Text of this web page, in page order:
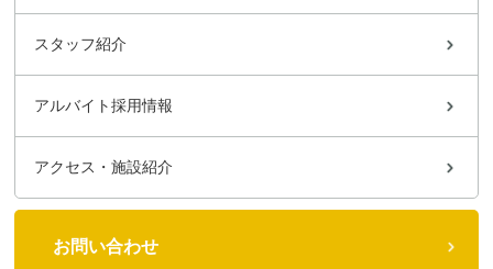
スタッフ紹介
アルバイト採用情報
アクセス・施設紹介
お問い合わせ